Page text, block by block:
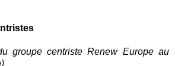
groupe centriste Renew Europe au